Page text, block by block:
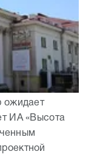
ожидает
ИА «Высота